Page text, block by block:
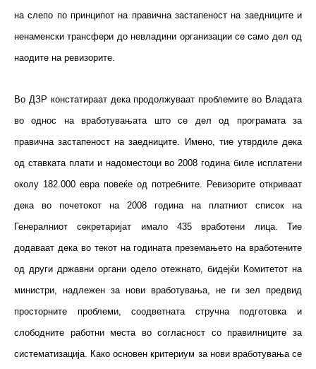
на слепо по принципот на правична застапеност на заедниците и
ненаменски трансфери до невладини организации се само дел од
наодите на ревизорите.
Во ДЗР констатираат дека продолжуваат проблемите во Владата
во однос на вработувањата што се дел од програмата за
правична застапеност на заедниците. Имено, тие утврдиле дека
од ставката плати и надоместоци во 2008 година биле исплатени
околу 182.000 евра повеќе од потребните. Ревизорите откриваат
дека во почетокот на 2008 година на платниот список на
Генералниот секретаријат имало 435 вработени лица. Тие
додаваат дека во текот на годината преземањето на вработените
од други државни органи одело отежнато, бидејќи Комитетот на
министри, надлежен за нови вработувања, не ги зел предвид
просторните проблеми, соодветната стручна подготовка и
слободните работни места во согласност со правилниците за
систематизација. Како основен критериум за нови вработувања се